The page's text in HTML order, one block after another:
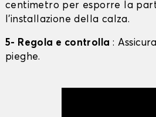
centimetro per esporre la
l'installazione della calza.
5- Regola e controlla :
pieghe.